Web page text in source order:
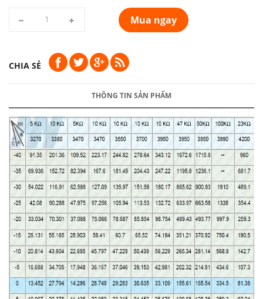
Mua ngay
CHIA SẺ
THÔNG TIN SẢN PHẨM